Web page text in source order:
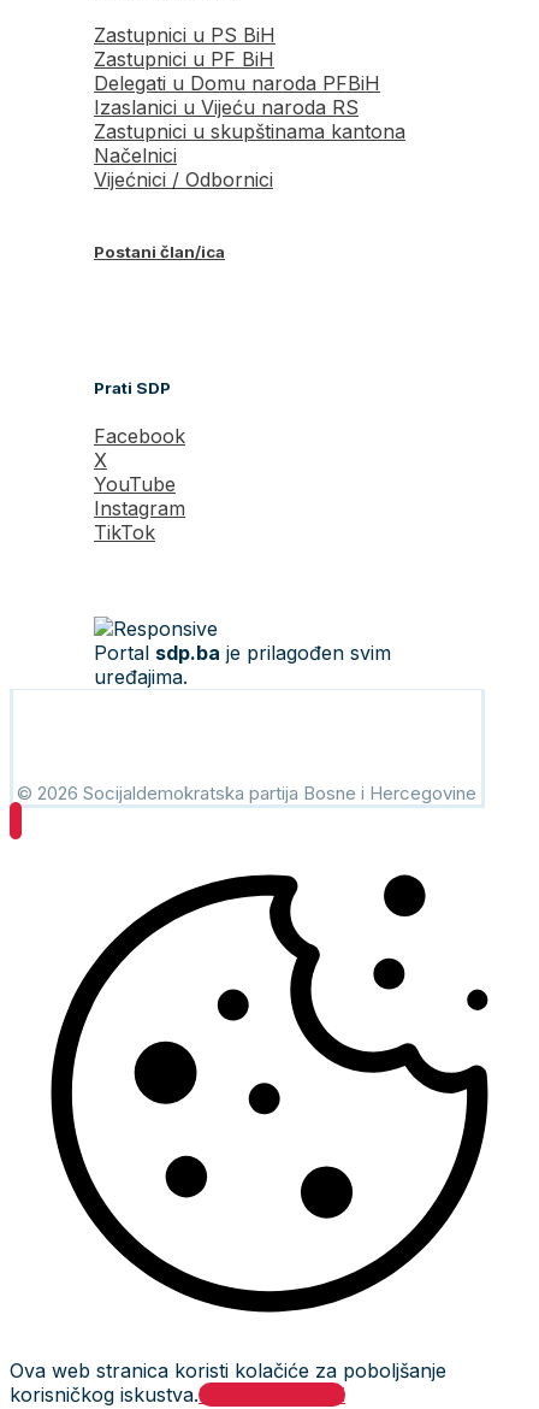
Zastupnici u PS BiH
Zastupnici u PF BiH
Delegati u Domu naroda PFBiH
Izaslanici u Vijeću naroda RS
Zastupnici u skupštinama kantona
Načelnici
Vijećnici / Odbornici
Postani član/ica
Prati SDP
Facebook
X
YouTube
Instagram
TikTok
Portal sdp.ba je prilagođen svim
uređajima.
© 2026 Socijaldemokratska partija Bosne i Hercegovine
Ova web stranica koristi kolačiće za poboljšanje
korisničkog iskustva.Prihvati i zatvori